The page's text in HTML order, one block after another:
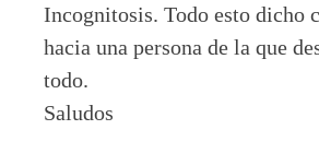
Incognitosis. Todo esto dicho
hacia una persona de la que
todo.
Saludos